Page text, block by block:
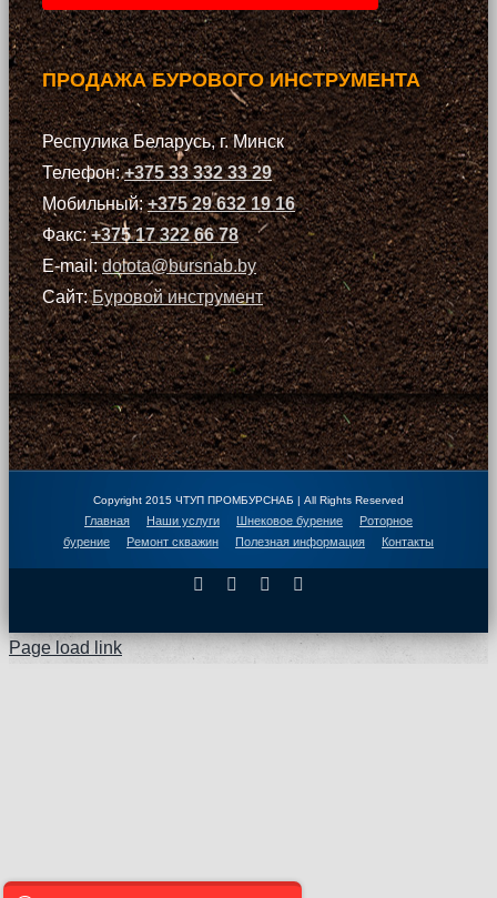
ПРОДАЖА БУРОВОГО ИНСТРУМЕНТА
Респулика Беларусь, г. Минск
Телефон:+375 33 332 33 29
Мобильный:+375 29 632 19 16
Факс:+375 17 322 66 78
E-mail:dolota@bursnab.by
Сайт:Буровой инструмент
Copyright 2015 ЧТУП ПРОМБУРСНАБ | All Rights Reserved
Главная Наши услуги Шнековое бурение
Роторное
бурение
Ремонт скважин Полезная информация Контакты
Facebook Instagram
Page load link